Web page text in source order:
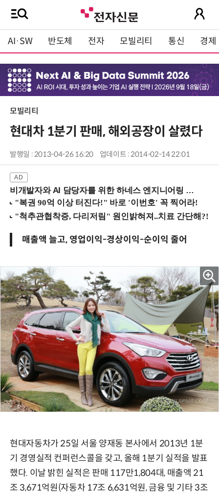
AI·SW 반도체 전자 모빌리티 통신 경제
모빌리티
현대차 1분기 판매, 해외공장이 살렸다
발행일 : 2013-04-26 16:20 업데이트 : 2014-02-14 22:01
비개발자와 AI 담당자를 위한 하네스 엔지니어링 입문과정 (8/20 신논현역)
매출액 늘고, 영업이익-경상이익-순이익 줄어
현대자동차가 25일 서울 양재동 본사에서 2013년 1분
기 경영실적 컨퍼런스콜을 갖고, 올해 1분기 실적을 발표
했다. 이날 밝힌 실적은 판매 117만1,804대, 매출액 21
조 3,671억원(자동차 17조 6,631억원, 금융 및 기타 3조